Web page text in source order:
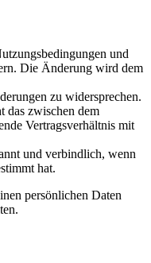
und
Die Änderung wird dem
zu widersprechen.
das zwischen dem
Vertragsverhältnis mit
und verbindlich, wenn
hat.
persönlichen Daten